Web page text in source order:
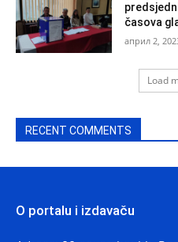
časova
април 2,
Load
RECENT COMMENTS
O portalu i izdavaču